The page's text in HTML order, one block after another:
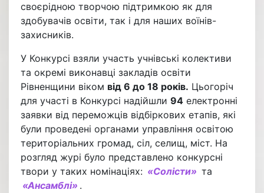
своєрідною творчою підтримкою як для
здобувачів освіти, так і для наших воїнів-
захисників.
У Конкурсі взяли участь учнівські колективи
та окремі виконавці закладів освіти
Рівненщини віком від 6 до 18 років. Цьогоріч
для участі в Конкурсі надійшли 94 електронні
заявки від переможців відбіркових етапів, які
були проведені органами управління освітою
територіальних громад, сіл, селищ, міст. На
розгляд журі було представлено конкурсні
твори у таких номінаціях: «Солісти» та
«Ансамблі» .